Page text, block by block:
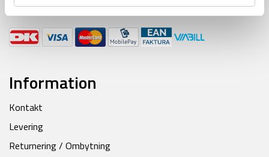
Betalingsmuligheder:
Information
Kontakt
Levering
Returnering / Ombytning